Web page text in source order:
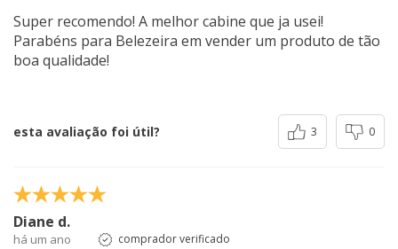
Super recomendo! A melhor cabine que ja usei!
Parabéns para Belezeira em vender um produto de tão
boa qualidade!
esta avaliação foi útil? 3 0
Diane d.
há um ano comprador verificado